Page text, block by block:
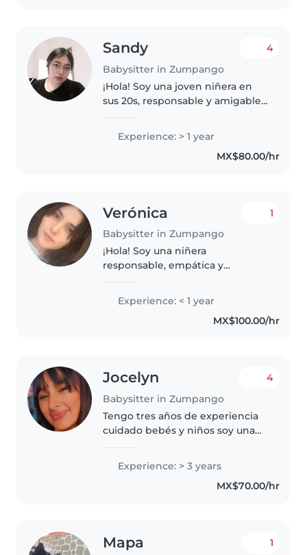
Sandy
Babysitter in Zumpango
4
¡Hola! Soy una joven niñera en
sus 20s, responsable y amigable,
guardería y primaria. Tengo una
licenciatura en pedagogía y me
Experience: > 1 year
MX$80.00/hr
Verónica
Babysitter in Zumpango
1
¡Hola! Soy una niñera
responsable, empática y
trabajar con niños pequeños y
tengo habilidades en idiomas,
dibujo y música. Estoy cómoda
Experience: < 1 year
MX$100.00/hr
Jocelyn
Babysitter in Zumpango
4
Tengo tres años de experiencia
cuidado bebés y niños soy una
me se desenvolver muy bien en
mi empleo me gusta jugar con
los pequeños y enseñarles
Experience: > 3 years
MX$70.00/hr
Mapa 1